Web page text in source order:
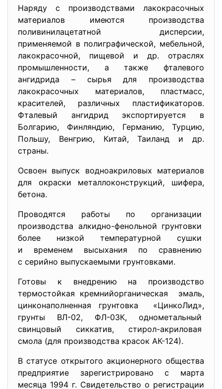
Наряду с производствами лакокрасочных
материалов имеются производства
поливинилацетатной дисперсии,
применяемой в полиграфической, мебельной,
лакокрасочной, пищевой и др. отраслях
промышленности, а также фталевого
ангидрида – сырья для производства
лакокрасочных материалов, пластмасс,
красителей, различных пластификаторов.
Фталевый ангидрид экспортируется в
Болгарию, Финляндию, Германию, Турцию,
Польшу, Венгрию, Китай, Таиланд и др.
страны.
Освоен выпуск водноакриловых материалов
для окраски металлоконструкций, шифера,
бетона.
Проводятся работы по организации
производства алкидно-фенольной грунтовки
более низкой температурной сушки
и временем высыхания по сравнению
с серийно выпускаемыми грунтовками.
Готовы к внедрению на производство
термостойкая кремнийорганическая эмаль,
цинконаполненная грунтовка «ЦинкоЛид»,
грунты ВЛ-02, ФЛ-03К, однометальный
свинцовый сиккатив, стирол-акриловая
смола (для производства красок АК-124).
В статусе открытого акционерного общества
предприятие зарегистрировано с марта
месяца 1994 г. Свидетельство о регистрации